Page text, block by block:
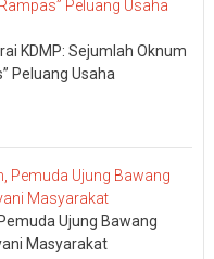
KDMP: Sejumlah Oknum
Peluang Usaha
Ujung Bawang
Masyarakat